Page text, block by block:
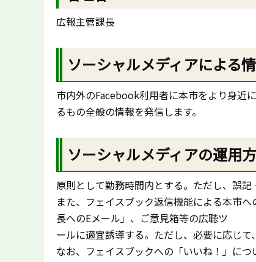
広報主管課長
ソーシャルメディアによる
市内外のFacebook利用者に本市をより身近
るもの全般の情報を発信します。
ソーシャルメディアの運用
原則として勤務時間内とする。ただし、誤
また、フェイスブック返信機能による本市
長へのEメール」、ご意見箱等の広聴ツ
ールに適宜誘導する。ただし、必要に応じ
なお、フェイスブックへの「いいね！」につ